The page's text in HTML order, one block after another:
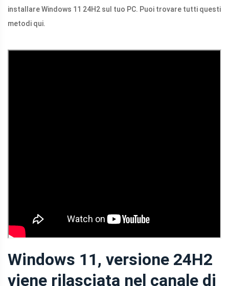
installare Windows 11 24H2 sul tuo PC. Puoi trovare tutti questi
metodi qui.
Windows 11, versione 24H2
viene rilasciata nel canale di